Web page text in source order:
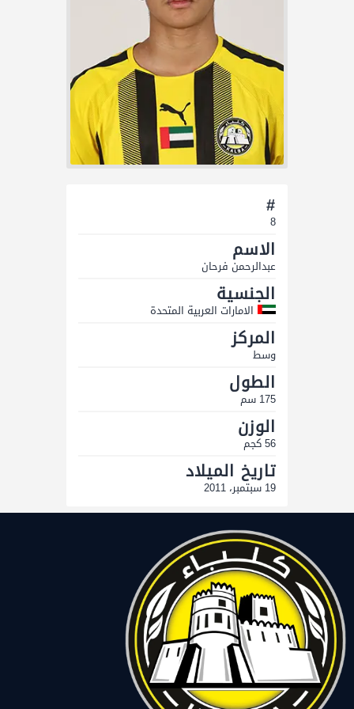
#
8
الاسم
عبدالرحمن فرحان
الجنسية
الامارات العربية المتحدة
المركز
وسط
الطول
175 سم
الوزن
56 كجم
تاريخ الميلاد
19 سبتمبر، 2011